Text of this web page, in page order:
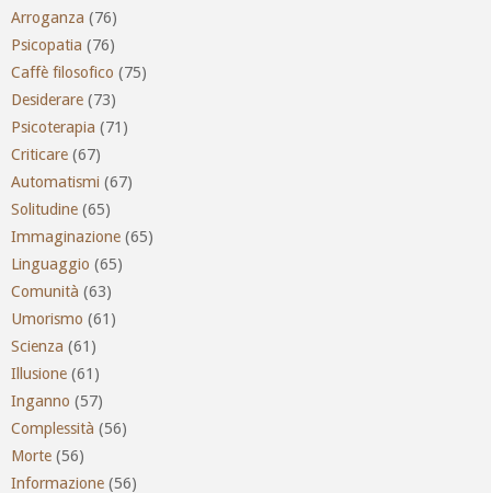
Arroganza (76)
Psicopatia (76)
Caffè filosofico (75)
Desiderare (73)
Psicoterapia (71)
Criticare (67)
Automatismi (67)
Solitudine (65)
Immaginazione (65)
Linguaggio (65)
Comunità (63)
Umorismo (61)
Scienza (61)
Illusione (61)
Inganno (57)
Complessità (56)
Morte (56)
Informazione (56)